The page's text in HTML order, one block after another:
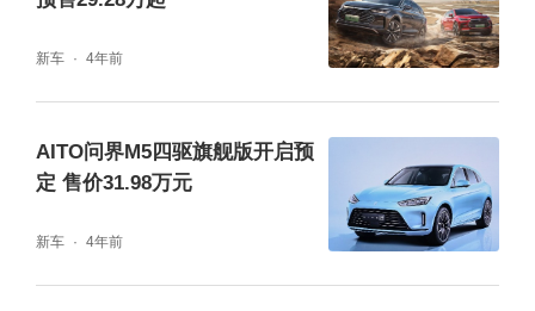
M-p的馈电油表现如何，毕竟如果在拥有4.3秒
加速能力的同时还可以兼顾省油，那可就真是
人，车辆电量剩余25%，空调设定为24°C二挡
风量。在混动、标准驾驶模式下行驶了100km
后，车辆最终的表显油耗为8.2L，电量剩余2
4%。虽然与官方宣称的6.5L/100km有些差
新车 4年前
AITO问界M5四驱旗舰版开启预
定 售价31.98万元
新车 4年前